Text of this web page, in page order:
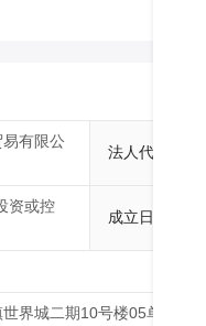
有限公
法人代表
资或控
成立日期
界城二期10号楼05单元